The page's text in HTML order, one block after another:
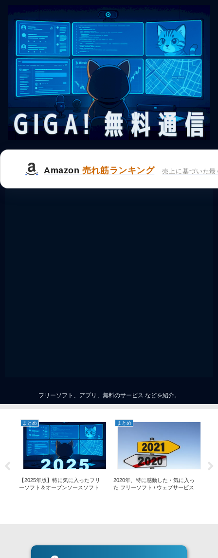
Amazon 売れ筋ランキング 売上に基づいた
フリーソフト、アプリ、無料のサービス などを紹介。
まとめ
【2025年版】特に気に入ったフリ
ーソフト＆オープンソースソフト
まとめ
2020年、特に感動した・気に入っ
た フリーソフト / ウェブサービス